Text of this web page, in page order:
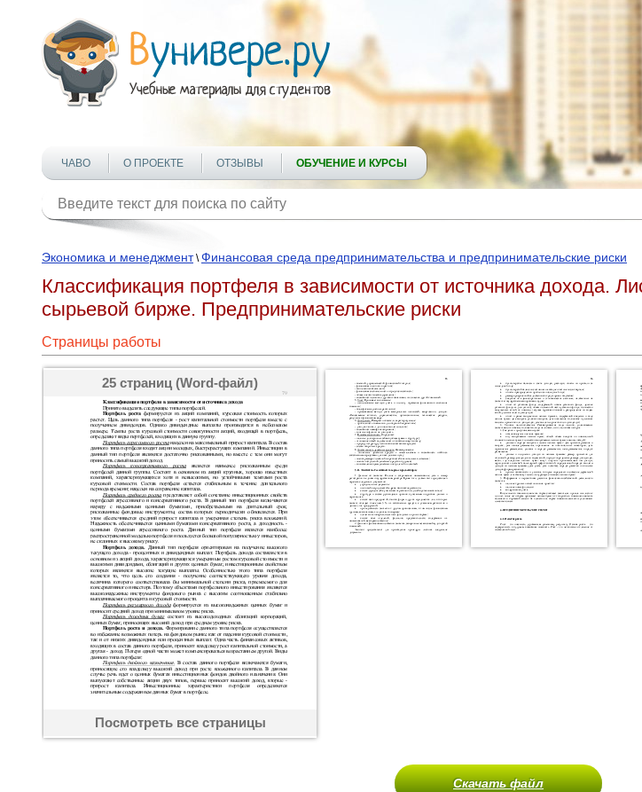
ЧАВО О ПРОЕКТЕ ОТЗЫВЫ ОБУЧЕНИЕ И КУРСЫ
Экономика и менеджмент\Финансовая среда предпринимательства и предпринимательские риски
Классификация портфеля в зависимости от источника дохода.
сырьевой бирже. Предпринимательские риски
Страницы работы
25 страниц (Word-файл)
Посмотреть все страницы
Скачать файл